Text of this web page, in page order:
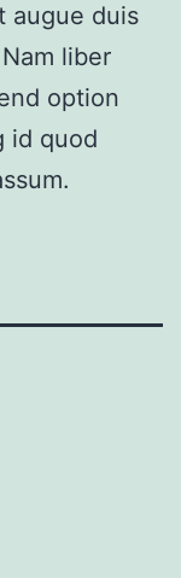
augue duis
liber
option
id quod